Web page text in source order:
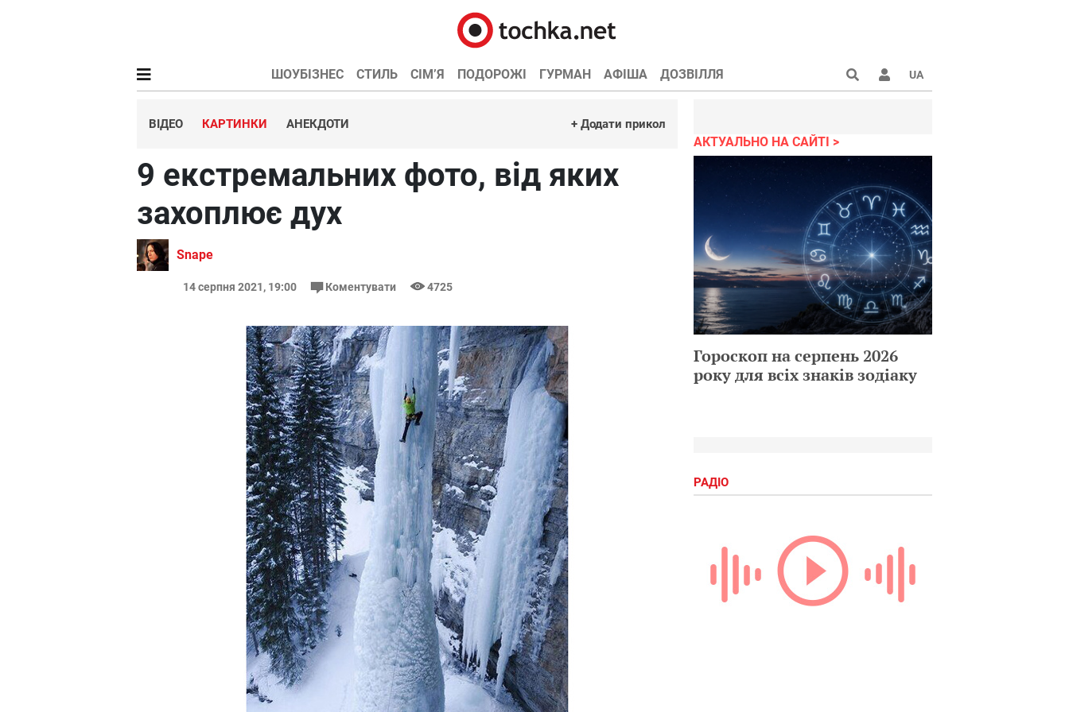
ШОУБІЗНЕС СТИЛЬ СІМ’Я ПОДОРОЖІ ГУРМАН АФІША ДОЗВІЛЛЯ UA
ВІДЕО КАРТИНКИ АНЕКДОТИ + Додати прикол
9 екстремальних фото, від яких
захоплює дух
Snape
14 серпня 2021, 19:00 Коментувати 4725
АКТУАЛЬНО НА САЙТІ
Гороскоп на серпень 2026
року для всіх знаків зодіаку
РАДІО